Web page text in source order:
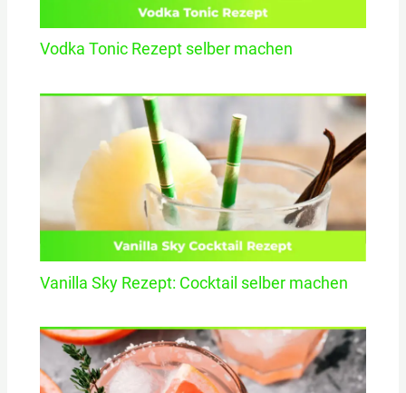
Vodka Tonic Rezept selber machen
Vanilla Sky Rezept: Cocktail selber machen